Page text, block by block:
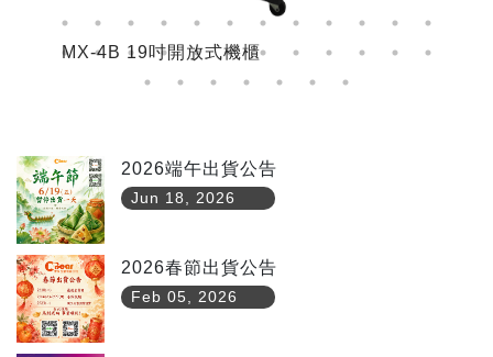
MX-4B 19吋開放式機櫃
2026端午出貨公告
Jun 18, 2026
2026春節出貨公告
Feb 05, 2026